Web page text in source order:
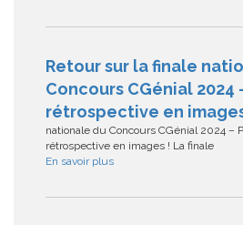
Retour sur la finale
Concours CGénial 2024
rétrospective en
nationale du Concours CGénial 2024 –
rétrospective en images ! La finale
En savoir plus